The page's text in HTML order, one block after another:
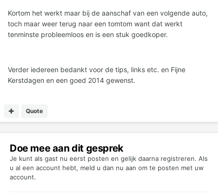
Kortom het werkt maar bij de aanschaf van een volgende auto,
toch maar weer terug naar een tomtom want dat werkt
tenminste probleemloos en is een stuk goedkoper.
Verder iedereen bedankt voor de tips, links etc. en Fijne
Kerstdagen en een goed 2014 gewenst.
Quote
Doe mee aan dit gesprek
Je kunt als gast nu eerst posten en gelijk daarna registreren. Als
u al een account hebt, meld u dan nu aan om te posten met uw
account.